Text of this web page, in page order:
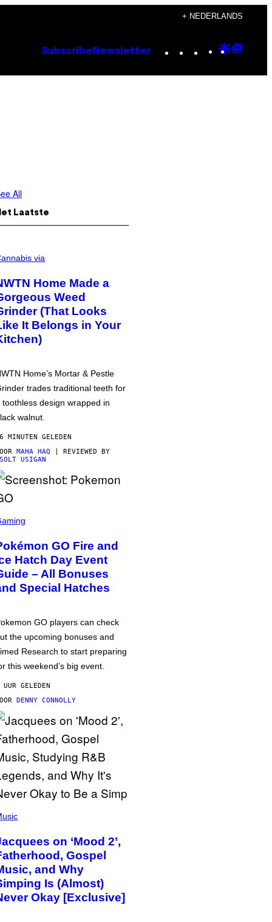
+ NEDERLANDS
Subscribe Newsletter Instagram
TikTok
YouTube
Google
All
Laatste
via
Home Made a
Weed
(That Looks
It Belongs in Your
Home’s Mortar & Pestle
trades traditional teeth for
toothless design wrapped in
walnut.
MINUTEN GELEDEN
MAHA HAQ | REVIEWED BY
USIGAN
GO Fire and
Hatch Day Event
– All Bonuses
Special Hatches
GO players can check
the upcoming bonuses and
Research to start preparing
this weekend’s big event.
UUR GELEDEN
DENNY CONNOLLY
on ‘Mood 2’,
Gospel
and Why
Is (Almost)
Okay [Exclusive]